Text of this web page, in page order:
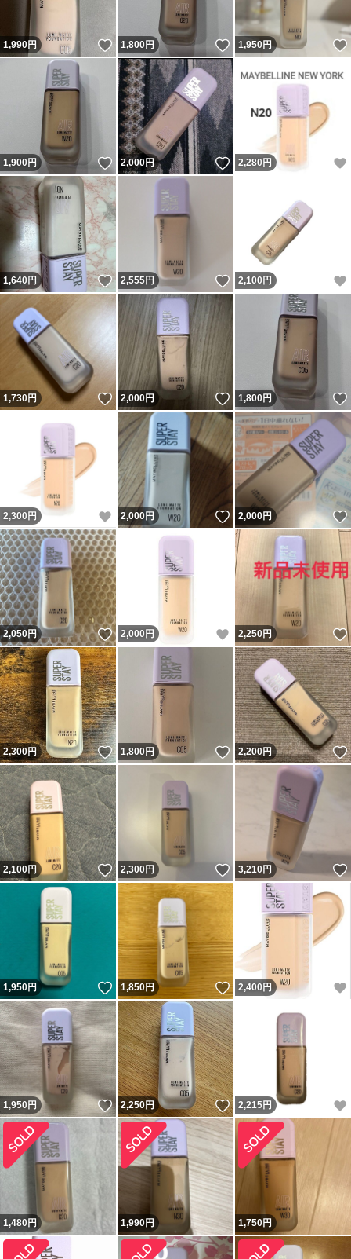
1,990円 いいね！
1,800円 いいね！
1,950円
1,900円 いいね！
2,000円 いいね！
2,280 円
1,640円 いいね！
2,555円 いいね！
2,100 円
1,730円 いいね！
2,000円 いいね！
1,800円
2,300 円 いいね！
2,000円 いいね！
2,000円
2,050円 いいね！
2,000 円 いいね！
2,250円
2,300円 いいね！
1,800円 いいね！
2,200円
2,100円 いいね！
2,300円 いいね！
3,210円
1,950円 いいね！
1,850円 いいね！
2,400 円
1,950円 いいね！
2,250円 いいね！
2,215円
1,480円 1,990円 1,750円